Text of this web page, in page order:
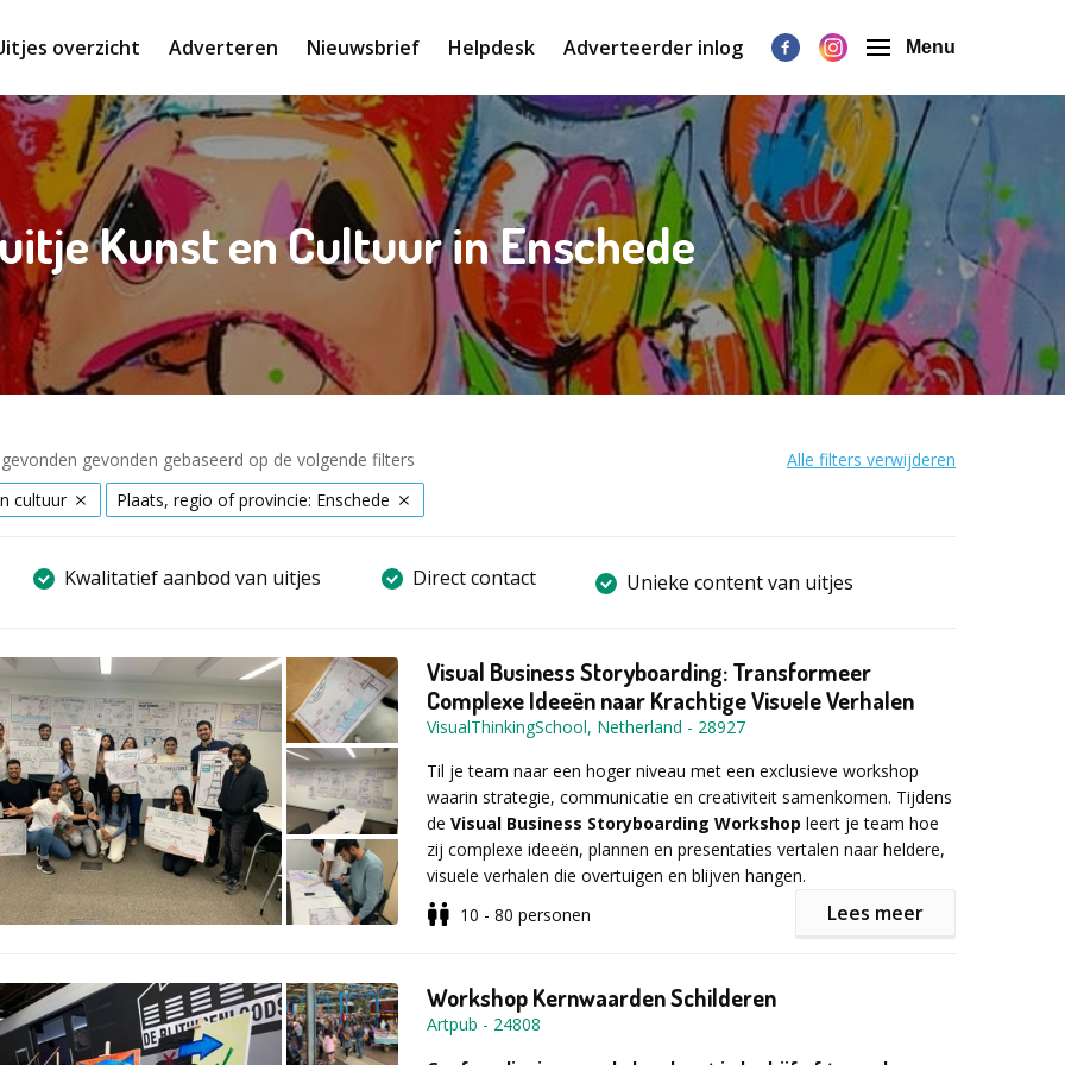
overzicht Adverteren Nieuwsbrief Helpdesk Adverteerder inlog Menu
Kunst en Cultuur in Enschede
gevonden gebaseerd op de volgende filters
Alle filters verwijderen
cultuur
Plaats, regio of provincie: Enschede
Kwalitatief aanbod van uitjes Direct contact Unieke content van uitjes
Visual Business Storyboarding: Transformeer
Complexe Ideeën naar Krachtige Visuele Verhalen
VisualThinkingSchool, Netherland - 28927
Til je team naar een hoger niveau met een exclusieve workshop
waarin strategie, communicatie en creativiteit samenkomen. Tijdens
de Visual Business Storyboarding Workshop leert je team hoe
zij complexe ideeën, plannen en presentaties vertalen naar heldere,
visuele verhalen die overtuigen en blijven hangen.
werken deelnemers met visuele storyboards die structuur, overzicht
en impact brengen. Dit resulteert in betere besluitvorming, sterkere
presentaties en meer alignment binnen teams.
10 - 80 personen Lees meer
Workshop Kernwaarden Schilderen
Artpub - 24808